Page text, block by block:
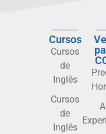
Cursos
Cursos
de
Inglês
Cursos
de
Inglês